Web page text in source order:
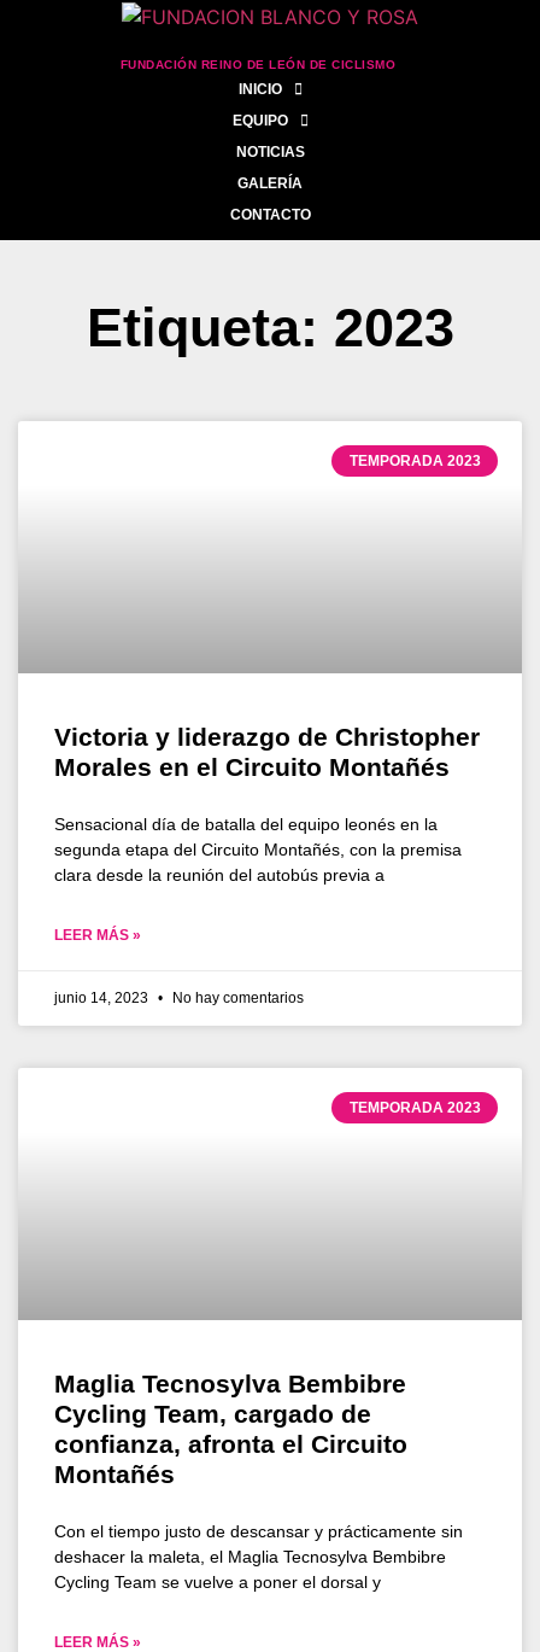
FUNDACIÓN REINO DE LEÓN DE CICLISMO
INICIO
EQUIPO
NOTICIAS
GALERÍA
CONTACTO
Etiqueta: 2023
TEMPORADA 2023
Victoria y liderazgo de Christopher
Morales en el Circuito Montañés
Sensacional día de batalla del equipo leonés en la
segunda etapa del Circuito Montañés, con la premisa
clara desde la reunión del autobús previa a
LEER MÁS »
junio 14, 2023 No hay comentarios
TEMPORADA 2023
Maglia Tecnosylva Bembibre
Cycling Team, cargado de
confianza, afronta el Circuito
Montañés
Con el tiempo justo de descansar y prácticamente sin
deshacer la maleta, el Maglia Tecnosylva Bembibre
Cycling Team se vuelve a poner el dorsal y
LEER MÁS »